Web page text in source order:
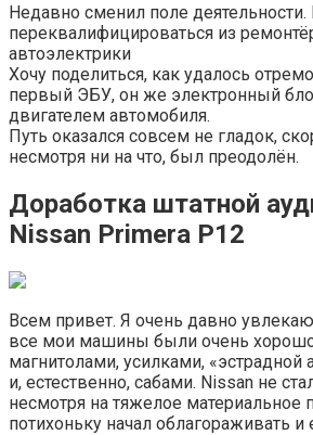
Недавно сменил поле
переквалифицироваться из
автоэлектрики
Хочу поделиться, как удалось
первый ЭБУ, он же электронный
двигателем автомобиля.
Путь оказался совсем не гладок,
несмотря ни на что, был преодолён.
Доработка штатной
Nissan Primera P12
Всем привет. Я очень давно
все мои машины были очень
магнитолами, усилками, «эстрадной
и, естественно, сабами. Nissan не
несмотря на тяжелое материальное
потихоньку начал облагораживать и